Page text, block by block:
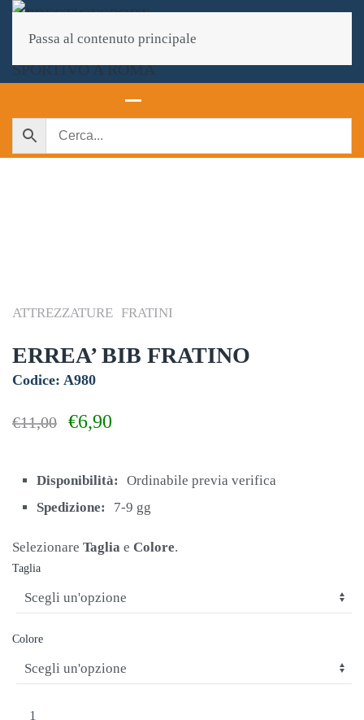
Passa al contenuto principale
ATTREZZATURE FRATINI
ERREA’ BIB FRATINO
Codice: A980
€11,00
prezzo
era:
€6,90
è:
Disponibilità:
Ordinabile previa verifica
Spedizione:
7-9 gg
Selezionare Taglia e Colore.
Taglia
Colore
ERREA'